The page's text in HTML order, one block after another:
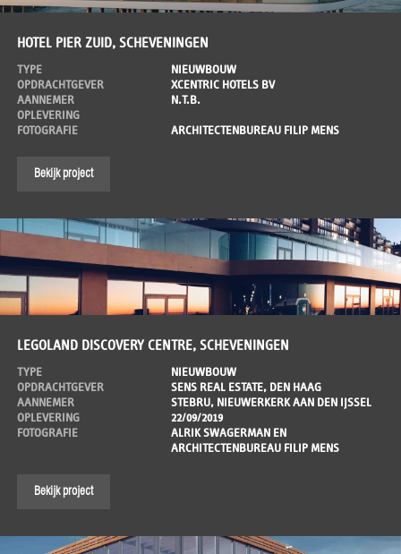
HOTEL PIER ZUID, SCHEVENINGEN
TYPE
NIEUWBOUW
OPDRACHTGEVER
XCENTRIC HOTELS BV
AANNEMER
N.T.B.
OPLEVERING
FOTOGRAFIE
ARCHITECTENBUREAU FILIP MENS
Bekijk project
LEGOLAND DISCOVERY CENTRE, SCHEVENINGEN
TYPE
NIEUWBOUW
OPDRACHTGEVER
SENS REAL ESTATE, DEN HAAG
AANNEMER
STEBRU, NIEUWERKERK AAN DEN IJSSEL
OPLEVERING
22/09/2019
FOTOGRAFIE
ALRIK SWAGERMAN EN
ARCHITECTENBUREAU FILIP MENS
Bekijk project